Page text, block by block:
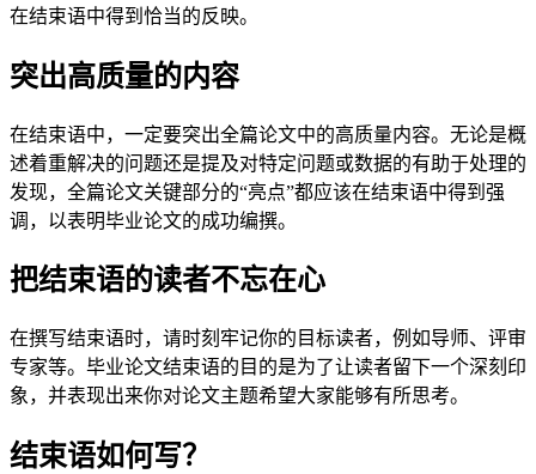
在结束语中得到恰当的反映。
突出高质量的内容
在结束语中，一定要突出全篇论文中的高质量内容。无论是概
述着重解决的问题还是提及对特定问题或数据的有助于处理的
发现，全篇论文关键部分的“亮点”都应该在结束语中得到强
调，以表明毕业论文的成功编撰。
把结束语的读者不忘在心
在撰写结束语时，请时刻牢记你的目标读者，例如导师、评审
专家等。毕业论文结束语的目的是为了让读者留下一个深刻印
象，并表现出来你对论文主题希望大家能够有所思考。
结束语如何写？